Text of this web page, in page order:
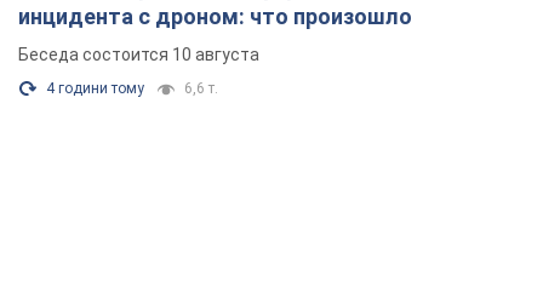
инцидента с дроном: что произошло
Беседа состоится 10 августа
4 години тому 6,6 т.